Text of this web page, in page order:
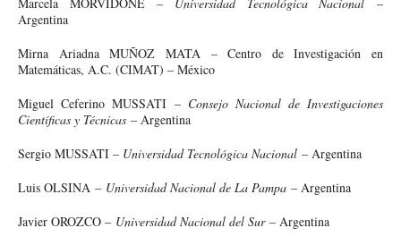
Argentina
Mirna Ariadna MUÑOZ MATA – Centro de Investigación en
Matemáticas, A.C. (CIMAT) – México
Miguel Ceferino MUSSATI – Consejo Nacional de Investigaciones
Científicas y Técnicas– Argentina
Sergio MUSSATI – Universidad Tecnológica Nacional– Argentina
Luis OLSINA – Universidad Nacional de La Pampa– Argentina
Javier OROZCO – Universidad Nacional del Sur– Argentina